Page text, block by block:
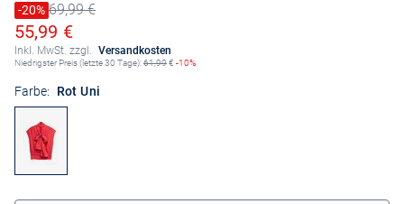
Preis reduziert um
-20%
Alter Preis69,99 €
Ermäßigter Preis
55,99 €
Inkl. MwSt. zzgl. Versandkosten
Niedrigster Preis (letzte 30 Tage):61,99€ -10%
Farbe: Rot Uni